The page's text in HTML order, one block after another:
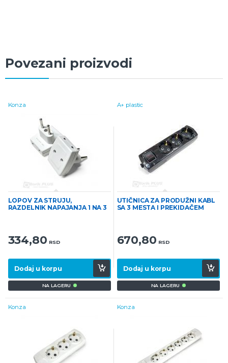
Povezani proizvodi
Konza
LOPOV ZA STRUJU,
RAZDELNIK NAPAJANJA 1 NA 3
334,80 RSD
Dodaj u korpu
NA LAGERU
A+ plastic
UTIČNICA ZA PRODUŽNI KABL
SA 3 MESTA I PREKIDAČEM
670,80 RSD
Dodaj u korpu
NA LAGERU
Konza Konza